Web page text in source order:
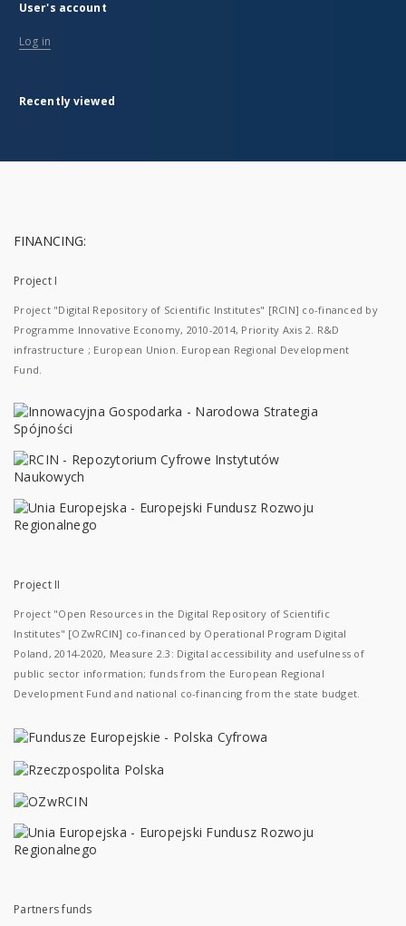
User's account
Log in
Recently viewed
FINANCING:
Project I
Project "Digital Repository of Scientific Institutes" [RCIN] co-financed by
Programme Innovative Economy, 2010-2014, Priority Axis 2. R&D
infrastructure ; European Union. European Regional Development
Fund.
Project II
Project "Open Resources in the Digital Repository of Scientific
Institutes" [OZwRCIN] co-financed by Operational Program Digital
Poland, 2014-2020, Measure 2.3: Digital accessibility and usefulness of
public sector information; funds from the European Regional
Development Fund and national co-financing from the state budget.
Partners funds